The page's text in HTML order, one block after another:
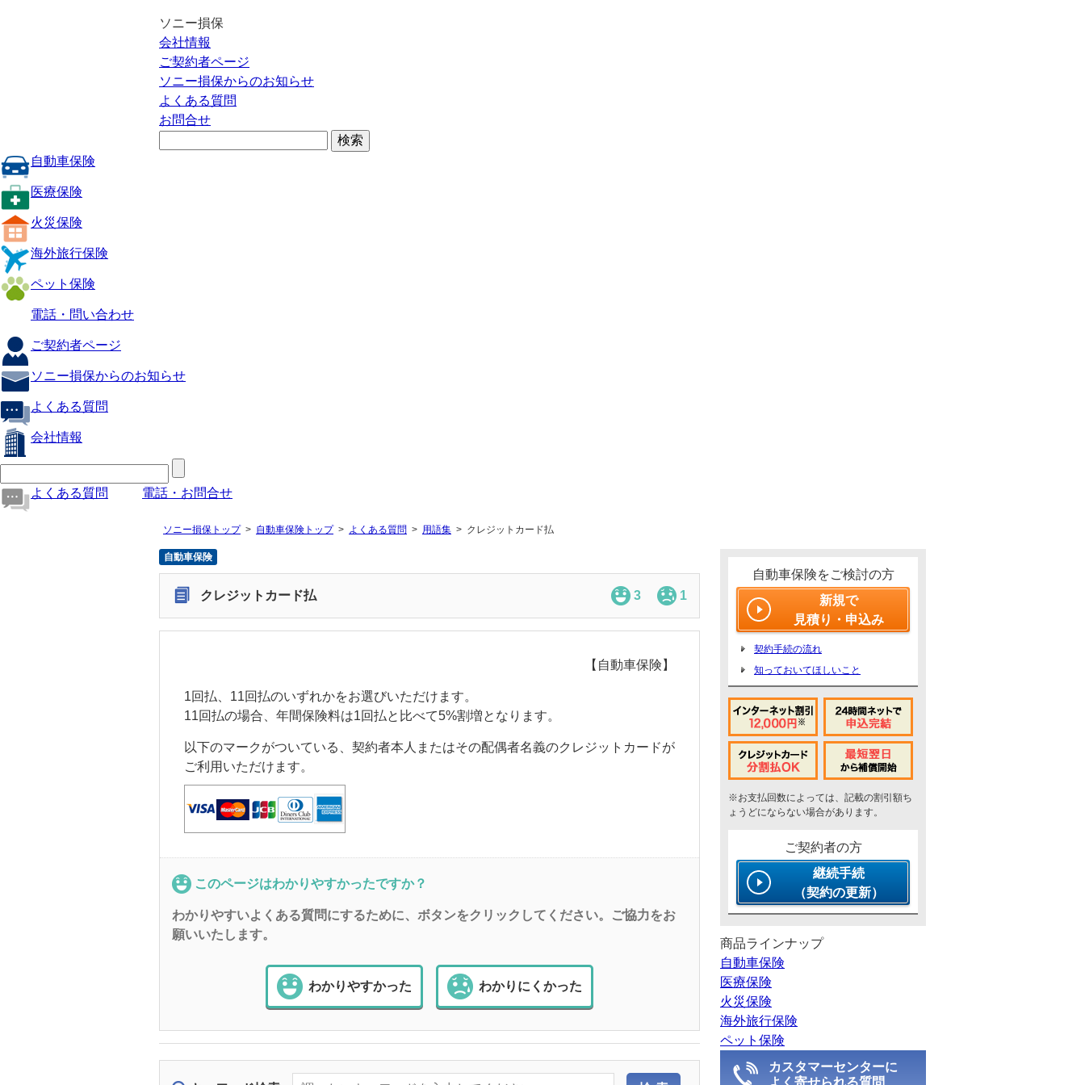
ソニー損保
会社情報
ご契約者ページ
ソニー損保からのお知らせ
よくある質問
お問合せ
自動車保険
医療保険
火災保険
海外旅行保険
ペット保険
電話・問い合わせ
ご契約者ページ
ソニー損保からのお知らせ
よくある質問
会社情報
よくある質問 電話・お問合せ
ソニー損保トップ 自動車保険トップ よくある質問 用語集 クレジットカード払
自動車保険
クレジットカード払 3 1
【自動車保険】
1回払、11回払のいずれかをお選びいただけます。
11回払の場合、年間保険料は1回払と比べて5%割増となります。
以下のマークがついている、契約者本人またはその配偶者名義のクレジットカードが
ご利用いただけます。
このページはわかりやすかったですか？
わかりやすいよくある質問にするために、ボタンをクリックしてください。ご協力をお
願いいたします。
わかりやすかった わかりにくかった
自動車保険をご検討の方
新規で
見積り・申込み
契約手続の流れ
知っておいてほしいこと
※お支払回数によっては、記載の割引額ち
ょうどにならない場合があります。
ご契約者の方
継続手続
（契約の更新）
商品ラインナップ
自動車保険
医療保険
火災保険
海外旅行保険
ペット保険
カスタマーセンターに
よく寄せられる質問